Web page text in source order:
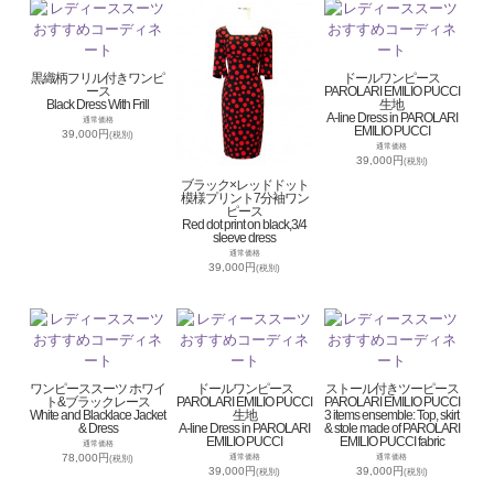
黒織柄フリル付きワンピ
ース
Black Dress With Frill
通常価格
39,000円(税別)
ブラック×レッドドット
模様プリント7分袖ワン
ピース
Red dot print on black,3/4
sleeve dress
通常価格
39,000円(税別)
ドールワンピース
PAROLARI EMILIO PUCCI
生地
A-line Dress in PAROLARI
EMILIO PUCCI
通常価格
39,000円(税別)
ワンピーススーツ ホワイ
ト&ブラックレース
White and Blacklace Jacket
& Dress
通常価格
78,000円(税別)
ドールワンピース
PAROLARI EMILIO PUCCI
生地
A-line Dress in PAROLARI
EMILIO PUCCI
通常価格
39,000円(税別)
ストール付きツーピース
PAROLARI EMILIO PUCCI
3 items ensemble: Top, skirt
& stole made of PAROLARI
EMILIO PUCCI fabric
通常価格
39,000円(税別)